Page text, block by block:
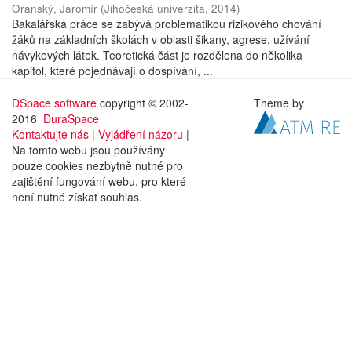
Oranský, Jaromír (Jihočeská univerzita, 2014)
Bakalářská práce se zabývá problematikou rizikového chování
žáků na základních školách v oblasti šikany, agrese, užívání
návykových látek. Teoretická část je rozdělena do několika
kapitol, které pojednávají o dospívání, ...
DSpace software copyright © 2002-
2016 DuraSpace
Kontaktujte nás | Vyjádření názoru |
Na tomto webu jsou používány
pouze cookies nezbytně nutné pro
zajištění fungování webu, pro které
není nutné získat souhlas.
Theme by